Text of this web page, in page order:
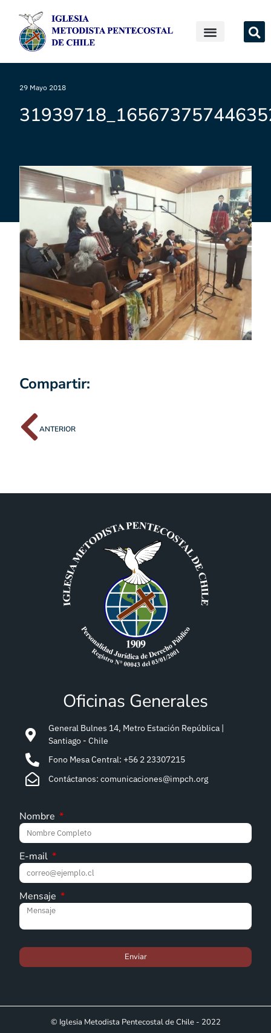
29 Mayo 2018
Compartir:
ANTERIOR
Oficinas Generales
General Bulnes 14, Metro Estación República |
Santiago - Chile
Fono Mesa Central: +56 2 23307215
Contáctanos: comunicaciones@impch.org
Nombre
E-mail
Mensaje
Enviar
© Iglesia Metodista Pentecostal de Chile - 2022